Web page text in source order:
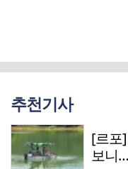
추천기사
[르포
보니